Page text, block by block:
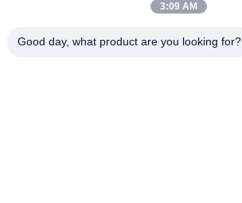
3:09 AM
Good day, what product are you looking for?